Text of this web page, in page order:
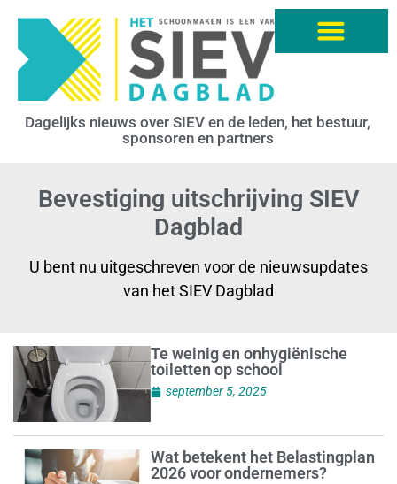
Dagelijks nieuws over SIEV en de leden, het bestuur,
sponsoren en partners
Bevestiging uitschrijving SIEV
Dagblad
U bent nu uitgeschreven voor de nieuwsupdates
van het SIEV Dagblad
Te weinig en onhygiënische
toiletten op school
september 5, 2025
Wat betekent het Belastingplan
2026 voor ondernemers?